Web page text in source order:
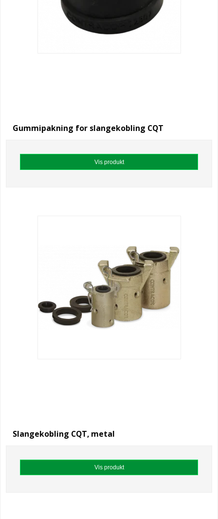
Gummipakning for slangekobling CQT
Vis produkt
Slangekobling CQT, metal
Vis produkt